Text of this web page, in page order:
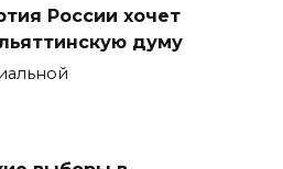
России хочет
думу